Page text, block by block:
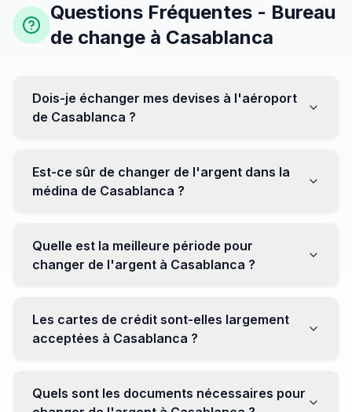
Questions Fréquentes - Bureau
de change à Casablanca
Dois-je échanger mes devises à l'aéroport
de Casablanca ?
être moins avantageux. Orientez-vous plutôt vers les
bureaux de change en ville pour obtenir de meilleurs
Est-ce sûr de changer de l'argent dans la
médina de Casablanca ?
établissements réputés pour éviter les surprises.
Quelle est la meilleure période pour
changer de l'argent à Casablanca ?
soyez attentif aux fluctuations pour maximiser la valeur
de vos devises.
Les cartes de crédit sont-elles largement
acceptées à Casablanca ?
Cependant, avoir un peu de monnaie locale peut être
Quels sont les documents nécessaires pour